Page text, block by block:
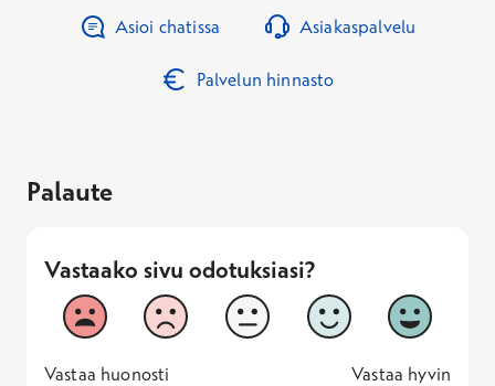
Asioi chatissa Asiakaspalvelu
Palvelun hinnasto
Palaute
Vastaako sivu odotuksiasi?
Vastaako sivu odotuksiasi?
1
Vastaa huonosti
2 3 4
5
Vastaa
1 -
Vastaa huonosti
— 5 -
Vastaa hyvin